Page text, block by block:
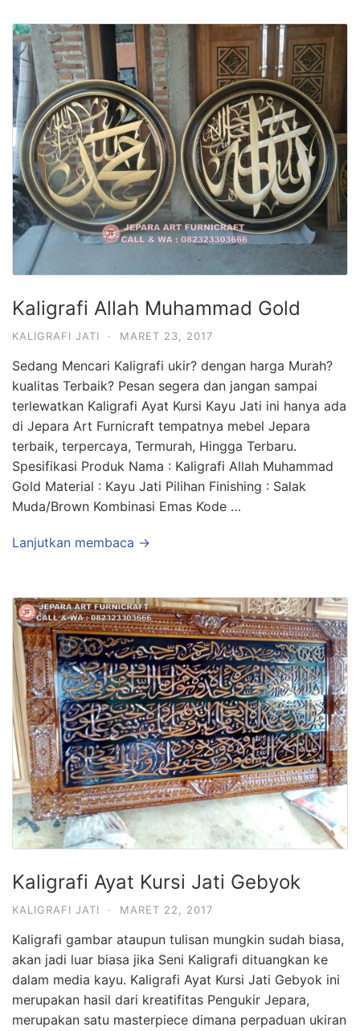
Kaligrafi Allah Muhammad Gold
KALIGRAFI JATI · MARET 23, 2017
Sedang Mencari Kaligrafi ukir? dengan harga Murah?
kualitas Terbaik? Pesan segera dan jangan sampai
terlewatkan Kaligrafi Ayat Kursi Kayu Jati ini hanya ada
di Jepara Art Furnicraft tempatnya mebel Jepara
terbaik, terpercaya, Termurah, Hingga Terbaru.
Spesifikasi Produk Nama : Kaligrafi Allah Muhammad
Gold Material : Kayu Jati Pilihan Finishing : Salak
Muda/Brown Kombinasi Emas Kode …
Lanjutkan membaca →
Kaligrafi Ayat Kursi Jati Gebyok
KALIGRAFI JATI · MARET 22, 2017
Kaligrafi gambar ataupun tulisan mungkin sudah biasa,
akan jadi luar biasa jika Seni Kaligrafi dituangkan ke
dalam media kayu. Kaligrafi Ayat Kursi Jati Gebyok ini
merupakan hasil dari kreatifitas Pengukir Jepara,
merupakan satu masterpiece dimana perpaduan ukiran